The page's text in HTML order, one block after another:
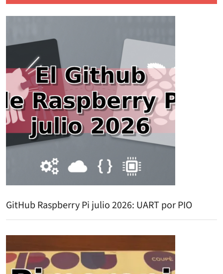
GitHub Raspberry Pi julio 2026: UART por PIO